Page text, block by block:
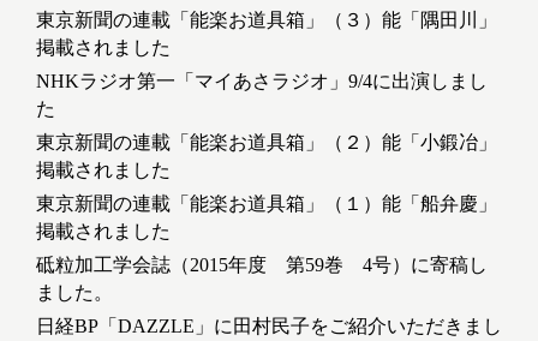
東京新聞の連載「能楽お道具箱」（３）能「隅田川」
掲載されました
NHKラジオ第一「マイあさラジオ」9/4に出演しまし
た
東京新聞の連載「能楽お道具箱」（２）能「小鍛冶」
掲載されました
東京新聞の連載「能楽お道具箱」（１）能「船弁慶」
掲載されました
砥粒加工学会誌（2015年度 第59巻 4号）に寄稿し
ました。
日経BP「DAZZLE」に田村民子をご紹介いただきまし